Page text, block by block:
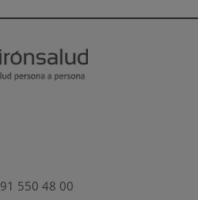
91 550 48 00